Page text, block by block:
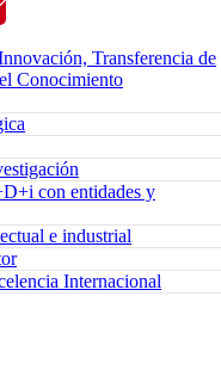
Transferencia de
Conocimiento
con entidades y
e industrial
Internacional